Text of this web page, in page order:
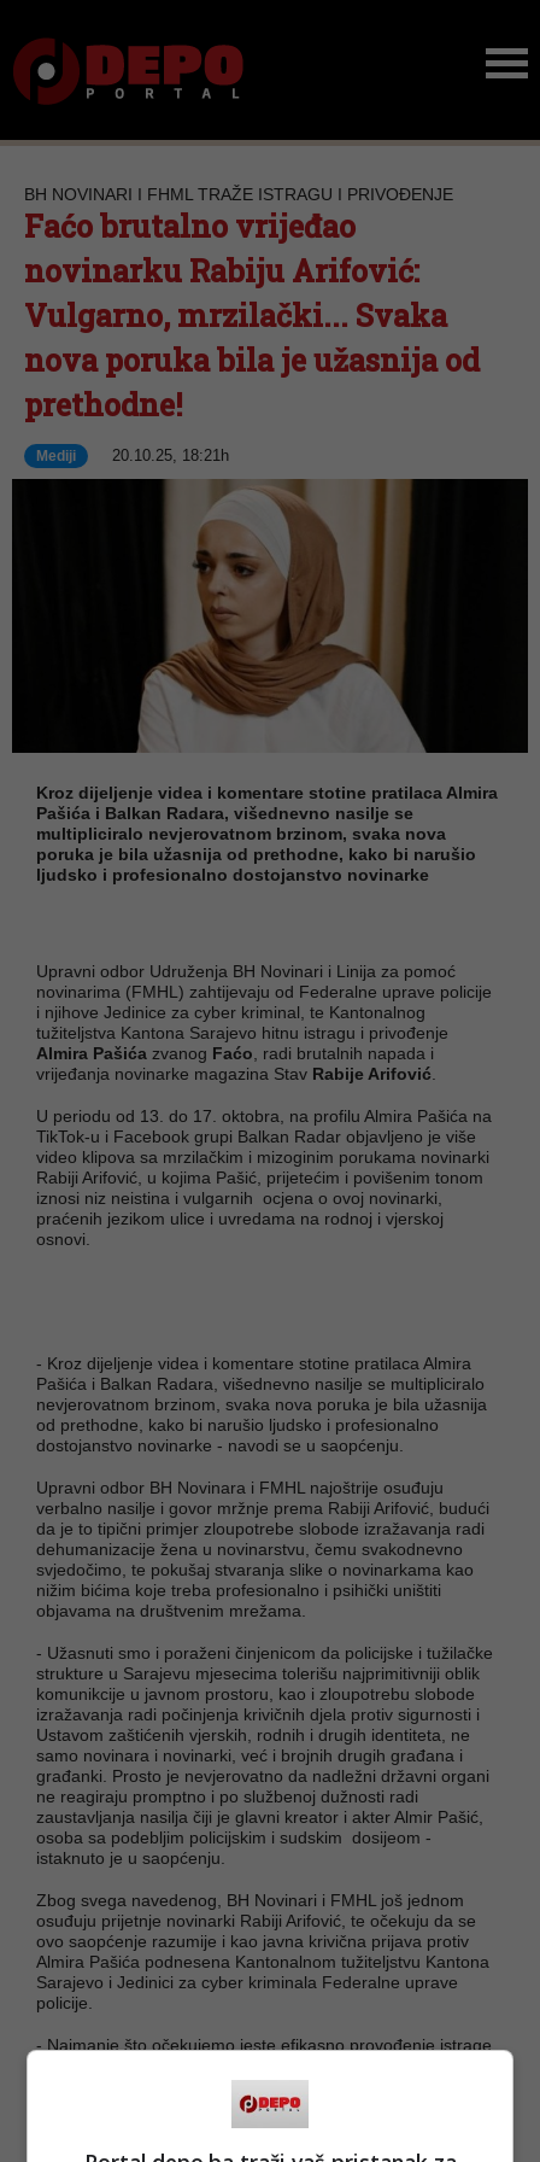
BH NOVINARI I FHML TRAŽE ISTRAGU I PRIVOĐENJE
Faćo brutalno vrijeđao
novinarku Rabiju Arifović:
Vulgarno, mrzilački... Svaka
nova poruka bila je užasnija od
prethodne!
Mediji 20.10.25, 18:21h
Kroz dijeljenje videa i komentare stotine pratilaca Almira
Pašića i Balkan Radara, višednevno nasilje se
multipliciralo nevjerovatnom brzinom, svaka nova
poruka je bila užasnija od prethodne, kako bi narušio
ljudsko i profesionalno dostojanstvo novinarke
Upravni odbor Udruženja BH Novinari i Linija za pomoć
novinarima (FMHL) zahtijevaju od Federalne uprave policije
i njihove Jedinice za cyber kriminal, te Kantonalnog
tužiteljstva Kantona Sarajevo hitnu istragu i privođenje
Almira Pašića zvanog Faćo , radi brutalnih napada i
vrijeđanja novinarke magazina Stav Rabije Arifović
U periodu od 13. do 17. oktobra, na profilu Almira Pašića na
TikTok-u i Facebook grupi Balkan Radar objavljeno je više
video klipova sa mrzilačkim i mizoginim porukama novinarki
Rabiji Arifović, u kojima Pašić, prijetećim i povišenim tonom
iznosi niz neistina i vulgarnih ocjena o ovoj novinarki,
praćenih jezikom ulice i uvredama na rodnoj i vjerskoj
osnovi.
- Kroz dijeljenje videa i komentare stotine pratilaca Almira
Pašića i Balkan Radara, višednevno nasilje se multipliciralo
nevjerovatnom brzinom, svaka nova poruka je bila užasnija
od prethodne, kako bi narušio ljudsko i profesionalno
dostojanstvo novinarke - navodi se u saopćenju.
Upravni odbor BH Novinara i FMHL najoštrije osuđuju
verbalno nasilje i govor mržnje prema Rabiji Arifović, budući
da je to tipični primjer zloupotrebe slobode izražavanja radi
dehumanizacije žena u novinarstvu, čemu svakodnevno
svjedočimo, te pokušaj stvaranja slike o novinarkama kao
nižim bićima koje treba profesionalno i psihički uništiti
objavama na društvenim mrežama.
- Užasnuti smo i poraženi činjenicom da policijske i tužilačke
strukture u Sarajevu mjesecima tolerišu najprimitivniji oblik
komunikcije u javnom prostoru, kao i zloupotrebu slobode
izražavanja radi počinjenja krivičnih djela protiv sigurnosti i
Ustavom zaštićenih vjerskih, rodnih i drugih identiteta, ne
samo novinara i novinarki, već i brojnih drugih građana i
građanki. Prosto je nevjerovatno da nadležni državni organi
ne reagiraju promptno i po službenoj dužnosti radi
zaustavljanja nasilja čiji je glavni kreator i akter Almir Pašić,
osoba sa podebljim policijskim i sudskim dosijeom -
istaknuto je u saopćenju.
Zbog svega navedenog, BH Novinari i FMHL još jednom
osuđuju prijetnje novinarki Rabiji Arifović, te očekuju da se
ovo saopćenje razumije i kao javna krivična prijava protiv
Almira Pašića podnesena Kantonalnom tužiteljstvu Kantona
Sarajevo i Jedinici za cyber kriminala Federalne uprave
policije.
- Najmanje što očekujemo jeste efikasno provođenje istrage
nasilja prema novinarki - saopćeno je iz Upravnog odbora
(DEPO PORTAL/ad)